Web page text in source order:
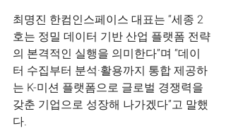
최명진 한컴인스페이스 대표는 “세종 2
호는 정밀 데이터 기반 산업 플랫폼 전략
의 본격적인 실행을 의미한다”며 “데이
터 수집부터 분석·활용까지 통합 제공하
는 K-미션 플랫폼으로 글로벌 경쟁력을
갖춘 기업으로 성장해 나가겠다”고 말했
다.